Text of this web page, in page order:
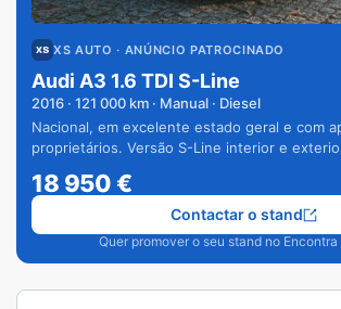
XS AUTO · ANÚNCIO PATROCINADO
Audi A3 1.6 TDI S-Line
2016 · 121 000 km · Manual · Diesel
Nacional, em excelente estado geral e com
proprietários. Versão S-Line interior e
18 950€
Quer promover o seu stand no Encontra
Contactar o stand